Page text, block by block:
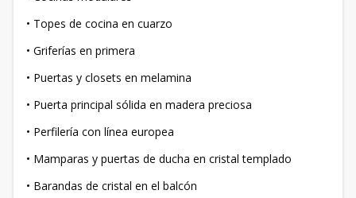
• Topes de cocina en cuarzo
• Griferías en primera
• Puertas y closets en melamina
• Puerta principal sólida en madera preciosa
• Perfilería con línea europea
• Mamparas y puertas de ducha en cristal templado
• Barandas de cristal en el balcón